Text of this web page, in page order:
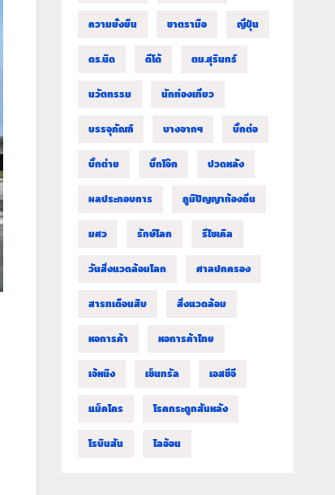
ความยั่งยืน ชาตรามือ ญี่ปุ่น
ดร.นิด ดีโด้ ตม.สุรินทร์
นวัตกรรม นักท่องเที่ยว
บรรจุภัณฑ์ บางจากฯ บิ๊กต่อ
บิ๊กต่าย บิ๊กโจ๊ก ปวดหลัง
ผลประกอบการ ภูมิปัญญาท้องถิ่น
มศว รักษ์โลก รีไซเคิล
วันสิ่งแวดล้อมโลก ศาลปกครอง
สารทเดือนสิบ สิ่งแวดล้อม
หอการค้า หอการค้าไทย
เจ้หนิง เซ็นทรัล เอสซีจี
แม็คโคร โรคกระดูกสันหลัง
โรบินสัน ไลอ้อน